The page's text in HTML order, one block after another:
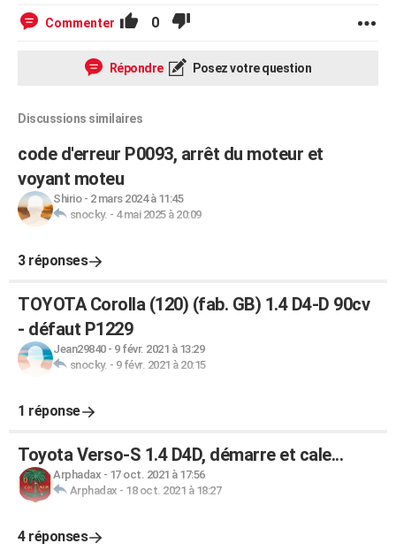
Commenter 0
Répondre Posez votre question
Discussions similaires
code d'erreur P0093, arrêt du moteur et
voyant moteu
Shirio- 2 mars 2024 à 11:45
snocky. - 4 mai 2025 à 20:09
3 réponses
TOYOTA Corolla (120) (fab. GB) 1.4 D4-D 90cv
- défaut P1229
Jean29840- 9 févr. 2021 à 13:29
snocky. - 9 févr. 2021 à 20:15
1 réponse
Toyota Verso-S 1.4 D4D, démarre et cale...
Arphadax - 17 oct. 2021 à 17:56
Arphadax - 18 oct. 2021 à 18:27
4 réponses